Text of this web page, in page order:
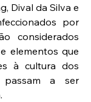
Dival da Silva e
por
considerados
elementos que
à cultura dos
passam a ser